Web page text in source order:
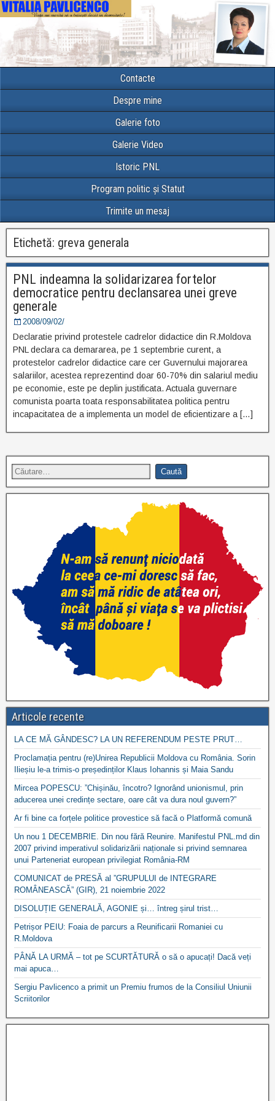
Contacte
Despre mine
Galerie foto
Galerie Video
Istoric PNL
Program politic și Statut
Trimite un mesaj
Etichetă: greva generala
PNL indeamna la solidarizarea fortelor
democratice pentru declansarea unei greve
generale
2008/09/02/
Declaratie privind protestele cadrelor didactice din R.Moldova
PNL declara ca demararea, pe 1 septembrie curent, a
protestelor cadrelor didactice care cer Guvernului majorarea
salariilor, acestea reprezentind doar 60-70% din salariul mediu
pe economie, este pe deplin justificata. Actuala guvernare
comunista poarta toata responsabilitatea politica pentru
incapacitatea de a implementa un model de eficientizare a […]
Articole recente
LA CE MĂ GÂNDESC? LA UN REFERENDUM PESTE PRUT…
Proclamația pentru (re)Unirea Republicii Moldova cu România. Sorin
Ilieșiu le-a trimis-o președinților Klaus Iohannis și Maia Sandu
Mircea POPESCU: ”Chișinău, încotro? Ignorând unionismul, prin
aducerea unei credințe sectare, oare cât va dura noul guvern?”
Ar fi bine ca forțele politice provestice să facă o Platformă comună
Un nou 1 DECEMBRIE. Din nou fără Reunire. Manifestul PNL.md din
2007 privind imperativul solidarizării naționale si privind semnarea
unui Parteneriat european privilegiat România-RM
COMUNICAT de PRESĂ al ”GRUPULUI de INTEGRARE
ROMÂNEASCĂ” (GIR), 21 noiembrie 2022
DISOLUȚIE GENERALĂ, AGONIE și… întreg șirul trist…
Petrișor PEIU: Foaia de parcurs a Reunificarii Romaniei cu
R.Moldova
PÂNĂ LA URMĂ – tot pe SCURTĂTURĂ o să o apucați! Dacă veți
mai apuca…
Sergiu Pavlicenco a primit un Premiu frumos de la Consiliul Uniunii
Scriitorilor